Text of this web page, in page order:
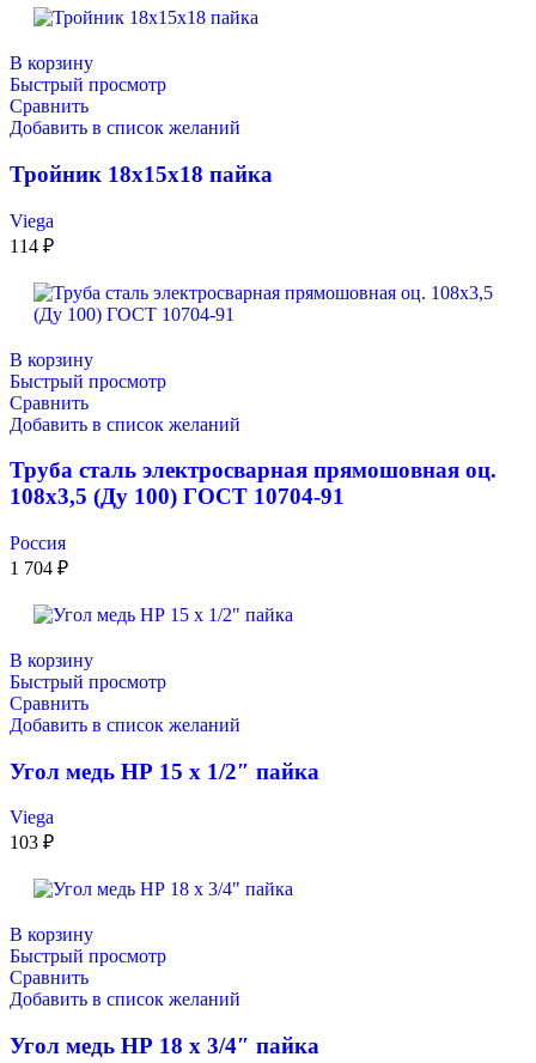
В корзину
Быстрый просмотр
Сравнить
Добавить в список желаний
Тройник 18х15х18 пайка
Viega
114 ₽
В корзину
Быстрый просмотр
Сравнить
Добавить в список желаний
Труба сталь электросварная прямошовная оц.
108х3,5 (Ду 100) ГОСТ 10704-91
Россия
1 704 ₽
В корзину
Быстрый просмотр
Сравнить
Добавить в список желаний
Угол медь НР 15 х 1/2″ пайка
Viega
103 ₽
В корзину
Быстрый просмотр
Сравнить
Добавить в список желаний
Угол медь НР 18 х 3/4″ пайка